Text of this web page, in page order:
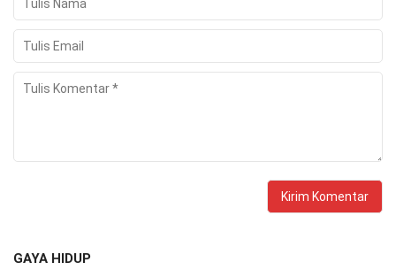
GAYA HIDUP